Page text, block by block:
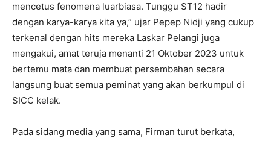
mencetus fenomena luarbiasa. Tunggu ST12 hadir
dengan karya-karya kita ya,” ujar Pepep Nidji yang cukup
terkenal dengan hits mereka Laskar Pelangi juga
mengakui, amat teruja menanti 21 Oktober 2023 untuk
bertemu mata dan membuat persembahan secara
langsung buat semua peminat yang akan berkumpul di
SICC kelak.
Pada sidang media yang sama, Firman turut berkata,